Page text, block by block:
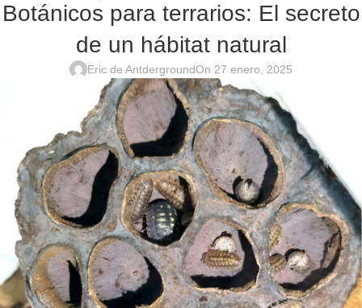
Botánicos para terrarios: El secreto
de un hábitat natural
Eric de AntdergroundOn 27 enero, 2025